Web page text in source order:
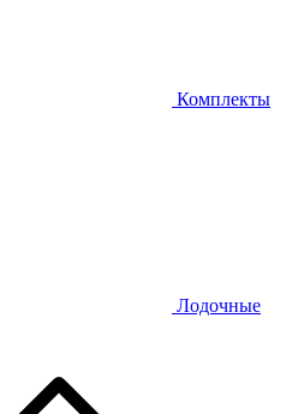
Комплекты
Лодочные